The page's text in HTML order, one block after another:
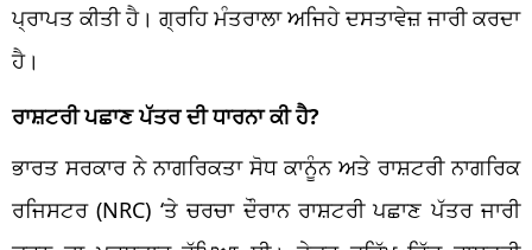
ਪ੍ਰਾਪਤ ਕੀਤੀ ਹੈ। ਗ੍ਰਹਿ ਮੰਤਰਾਲਾ ਅਜਿਹੇ ਦਸਤਾਵੇਜ਼ ਜਾਰੀ ਕਰਦਾ
ਹੈ।
ਰਾਸ਼ਟਰੀ ਪਛਾਣ ਪੱਤਰ ਦੀ ਧਾਰਨਾ ਕੀ ਹੈ?
ਭਾਰਤ ਸਰਕਾਰ ਨੇ ਨਾਗਰਿਕਤਾ ਸੋਧ ਕਾਨੂੰਨ ਅਤੇ ਰਾਸ਼ਟਰੀ ਨਾਗਰਿਕ
ਰਜਿਸਟਰ (NRC) ‘ਤੇ ਚਰਚਾ ਦੌਰਾਨ ਰਾਸ਼ਟਰੀ ਪਛਾਣ ਪੱਤਰ ਜਾਰੀ